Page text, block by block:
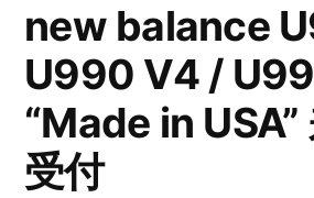
new balance
U990 V4 /
“Made in USA”
受付